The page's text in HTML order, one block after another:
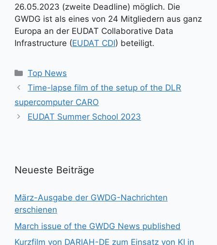
26.05.2023 (zweite Deadline) möglich. Die
GWDG ist als eines von 24 Mitgliedern aus ganz
Europa an der EUDAT Collaborative Data
Infrastructure (EUDAT CDI) beteiligt.
Kategorien
Top News
Time-lapse film of the setup of the DLR
supercomputer CARO
EUDAT Summer School 2023
Neueste Beiträge
März-Ausgabe der GWDG-Nachrichten
erschienen
March issue of the GWDG News published
Kurzfilm von DARIAH-DE zum Einsatz von KI in